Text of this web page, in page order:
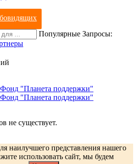
Популярные Запросы:
не существует.
наилучшего представления нашего
использовать сайт, мы будем